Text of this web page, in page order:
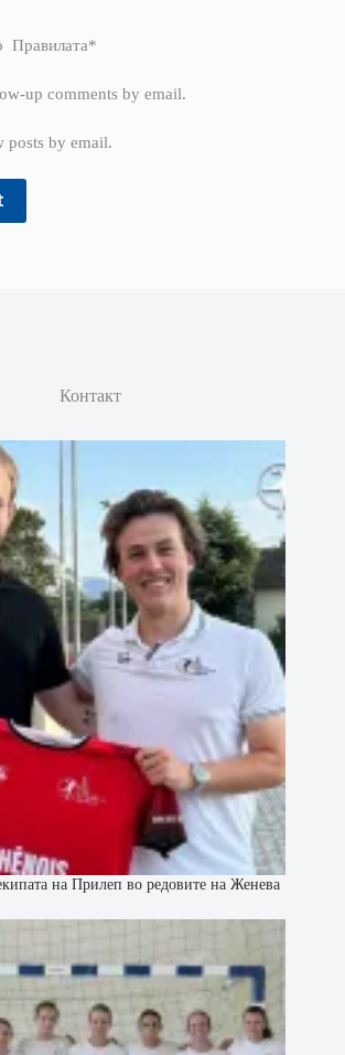
Правилата*
up comments by email.
posts by email.
Контакт
на Прилеп во редовите на Женева